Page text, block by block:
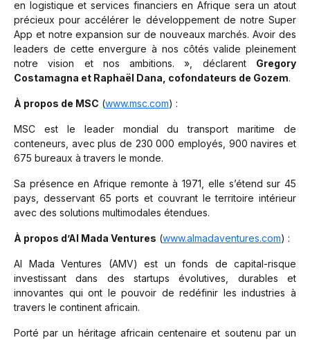
en logistique et services financiers en Afrique sera un atout
précieux pour accélérer le développement de notre Super
App et notre expansion sur de nouveaux marchés. Avoir des
leaders de cette envergure à nos côtés valide pleinement
notre vision et nos ambitions. »,
déclarent Gregory
Costamagna et Raphaël Dana, cofondateurs de Gozem.
À propos de MSC (www.msc.com) :
MSC est le leader mondial du transport maritime de
conteneurs, avec plus de 230 000 employés, 900 navires et
675 bureaux à travers le monde.
Sa présence en Afrique remonte à 1971, elle s’étend sur 45
pays, desservant 65 ports et couvrant le territoire intérieur
avec des solutions multimodales étendues.
À propos d’Al Mada Ventures (www.almadaventures.com) :
Al Mada Ventures (AMV) est un fonds de capital-risque
investissant dans des startups évolutives, durables et
innovantes qui ont le pouvoir de redéfinir les industries à
travers le continent africain.
Porté par un héritage africain centenaire et soutenu par un